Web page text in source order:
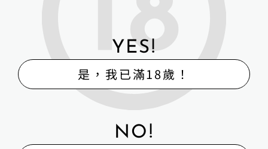
YES!
是，我已滿18歲！
NO!